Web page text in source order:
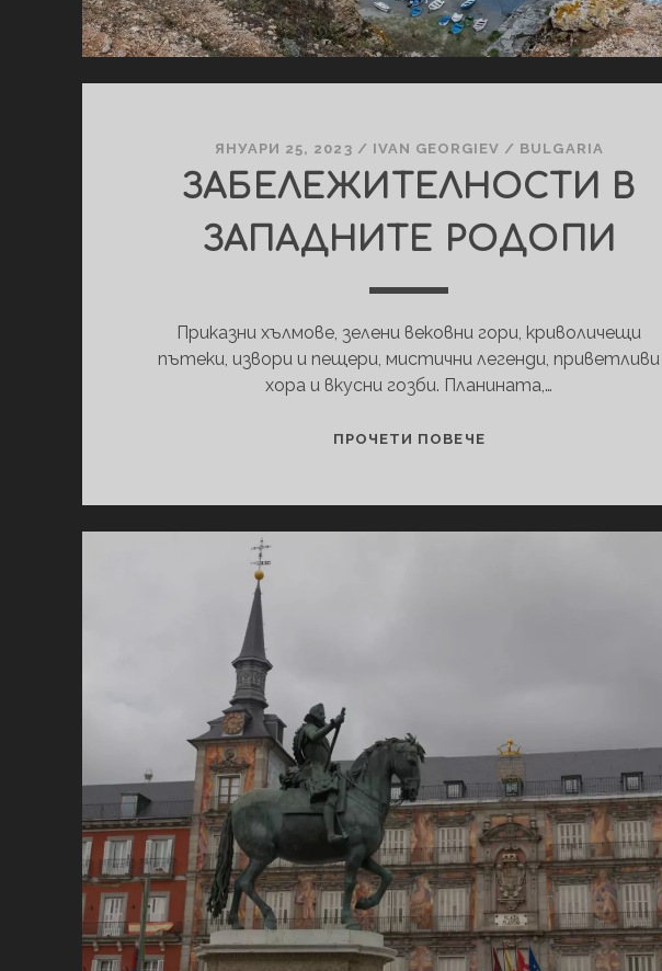
ЯНУАРИ 25, 2023 / IVAN GEORGIEV / BULGARIA
ЗАБЕЛЕЖИТЕЛНОСТИ В
ЗАПАДНИТЕ РОДОПИ
Приказни хълмове, зелени вековни гори, криволичещи
пътеки, извори и пещери, мистични легенди, приветливи
хора и вкусни гозби. Планината,…
ПРОЧЕТИ ПОВЕЧЕЗАБЕЛЕЖИТЕЛНОСТИ